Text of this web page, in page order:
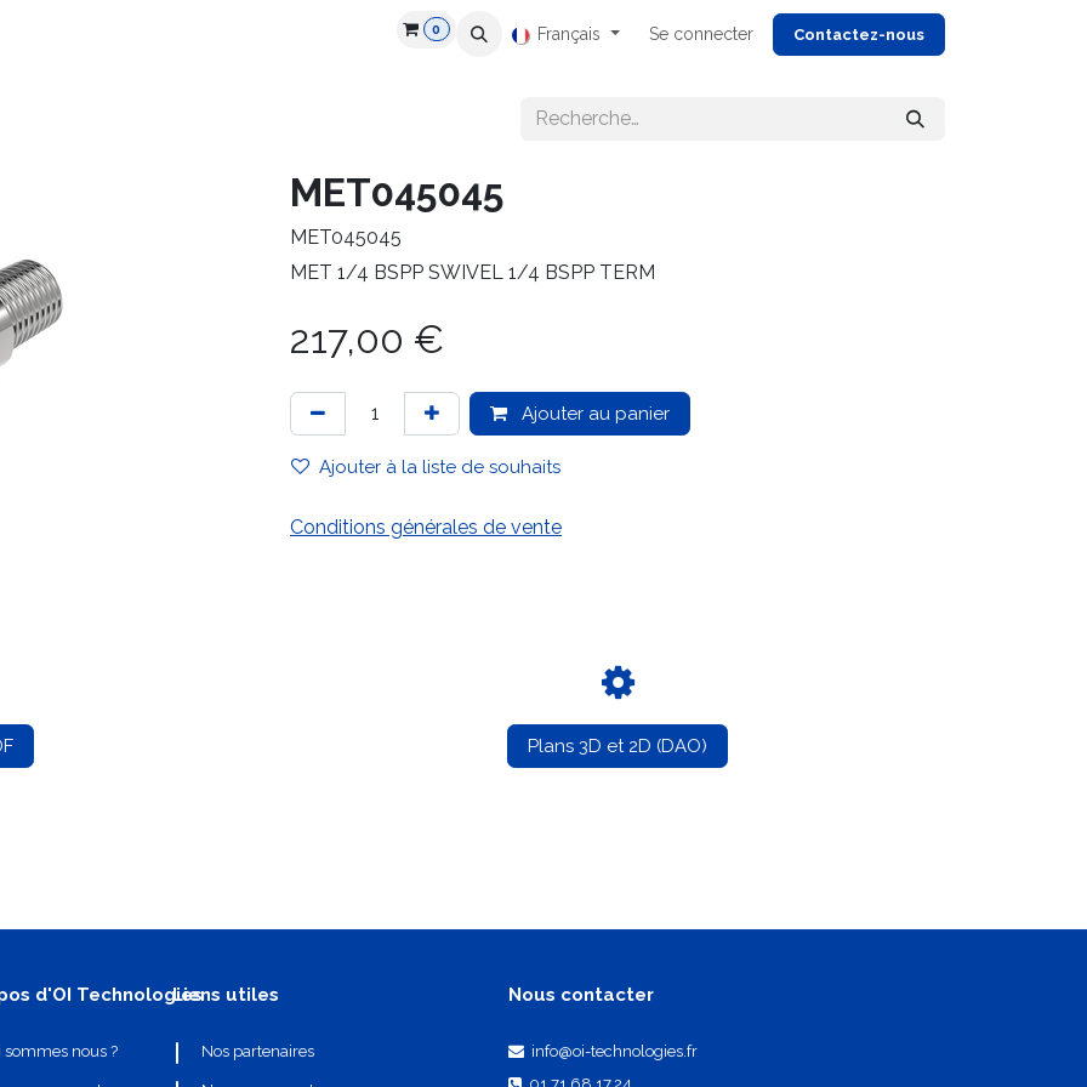
Recrutement Ressources
0 Français Se connecter Contactez-nous
MET045045
MET045045
MET 1/4 BSPP SWIVEL 1/4 BSPP TERM
217,00 €
Ajouter au panier
Ajouter à la liste de souhaits
Conditions générales de vente
Plans 3D et 2D (DAO)
d'OI Technologies
sommes nous ?
Liens utiles
Nos partenaires
Nous contacter
info@oi-technologies.fr